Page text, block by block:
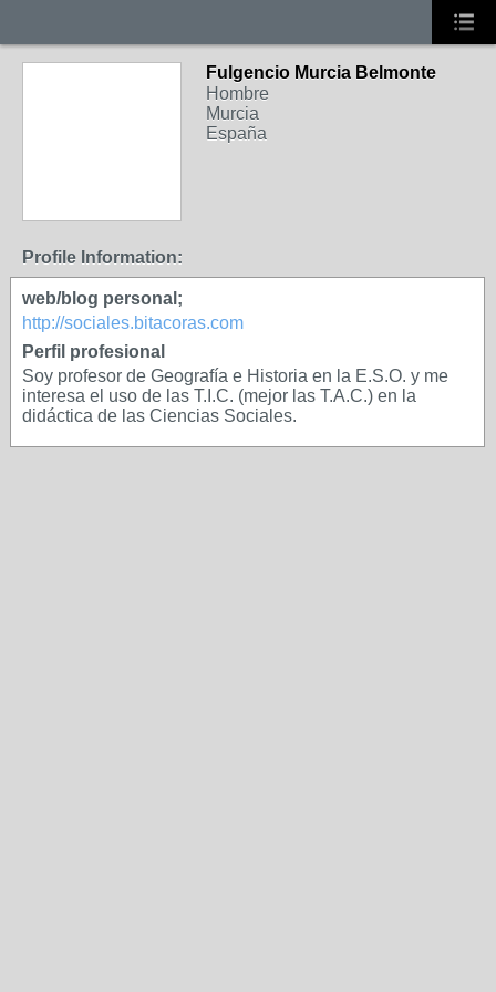
Fulgencio Murcia Belmonte
Hombre
Murcia
España
Profile Information:
web/blog personal;
http://sociales.bitacoras.com
Perfil profesional
Soy profesor de Geografía e Historia en la E.S.O. y me
interesa el uso de las T.I.C. (mejor las T.A.C.) en la
didáctica de las Ciencias Sociales.